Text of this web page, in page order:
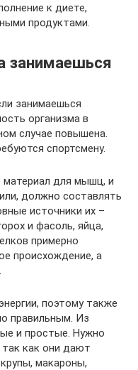
к диете,
продуктами.
занимаешься
занимаешься
организма в
случае повышена.
спортсмену.
материал для мышц, и
должно составлять
источники их –
и фасоль, яйца,
примерно
происхождение, а
поэтому также
правильным. Из
и простые. Нужно
как они дают
макароны,